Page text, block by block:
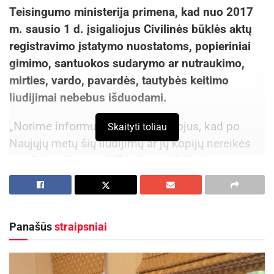
Teisingumo ministerija primena, kad nuo 2017
m. sausio 1 d. įsigaliojus Civilinės būklės aktų
registravimo įstatymo nuostatoms, popieriniai
gimimo, santuokos sudarymo ar nutraukimo,
mirties, vardo, pavardės, tautybės keitimo
liudijimai nebebus išduodami.
„Norime informuoti visus gyventojus, kad po
Naujųjų metų šių liudijimų ar jų kopijų nereikės
pateikti norint gauti išmokas vaikui gimus ar
asmeniui mirus, laidojant asmenį ar tvarkantis
kitus administracinius reikalus. Visų institucijų
– sako teisingumo ministrė Milda Vainiutė.
Daugiausia naujovių laukia asmenų, kuriems teks
Skaityti toliau
Panašūsstraipsniai